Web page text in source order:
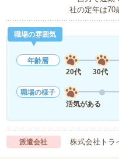
社の定年は70
職場の雰囲気
年齢層
20代
30代
職場の様子
活気がある
派遣会社 株式会社トラ